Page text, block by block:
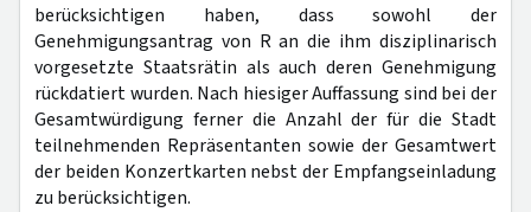
berücksichtigen haben, dass sowohl der
Genehmigungsantrag von R an die ihm disziplinarisch
vorgesetzte Staatsrätin als auch deren Genehmigung
rückdatiert wurden. Nach hiesiger Auffassung sind bei der
Gesamtwürdigung ferner die Anzahl der für die Stadt
teilnehmenden Repräsentanten sowie der Gesamtwert
der beiden Konzertkarten nebst der Empfangseinladung
zu berücksichtigen.